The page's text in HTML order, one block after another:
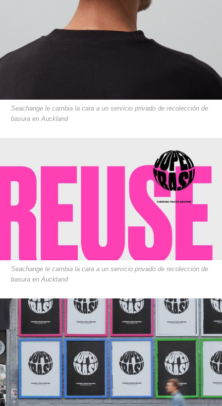
Seachange le cambia la cara a un servicio privado de recolección de
basura en Auckland
Seachange le cambia la cara a un servicio privado de recolección de
basura en Auckland